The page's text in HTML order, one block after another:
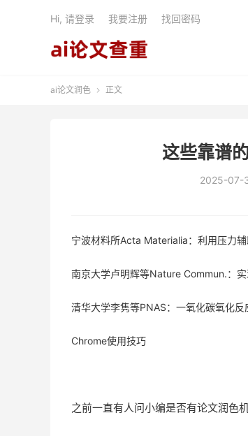
Hi, 请登录 我要注册 找回密码
ai论文润色  正文
这些靠谱
2025-07-
宁波材料所Acta Materialia：利用压力
南京大学卢明辉等Nature Commun.：
清华大学李隽等PNAS：一氧化碳氧化
Chrome使用技巧
之前一直有人问小编是否有论文润色